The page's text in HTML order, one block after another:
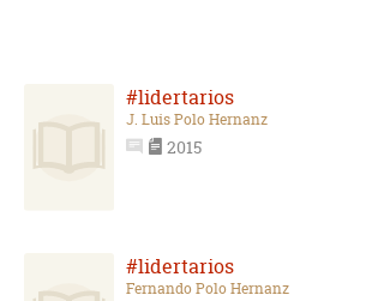
#lidertarios
J. Luis Polo Hernanz
2015
#lidertarios
Fernando Polo Hernanz